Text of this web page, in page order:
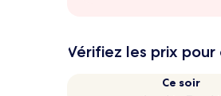
Vérifiez les prix pour
Ce soir